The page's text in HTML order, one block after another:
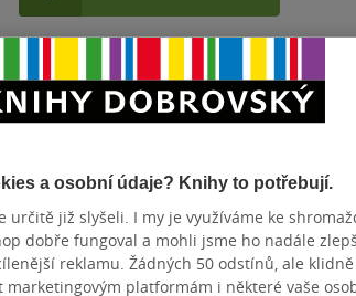
a osobní údaje? Knihy to potřebují.
určitě již slyšeli. I my je využíváme ke
dobře fungoval a mohli jsme ho nadále
reklamu. Žádných 50 odstínů, ale
marketingovým platformám i některé vaše